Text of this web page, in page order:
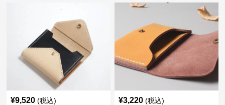
¥9,520 (税込) ¥3,220 (税込)